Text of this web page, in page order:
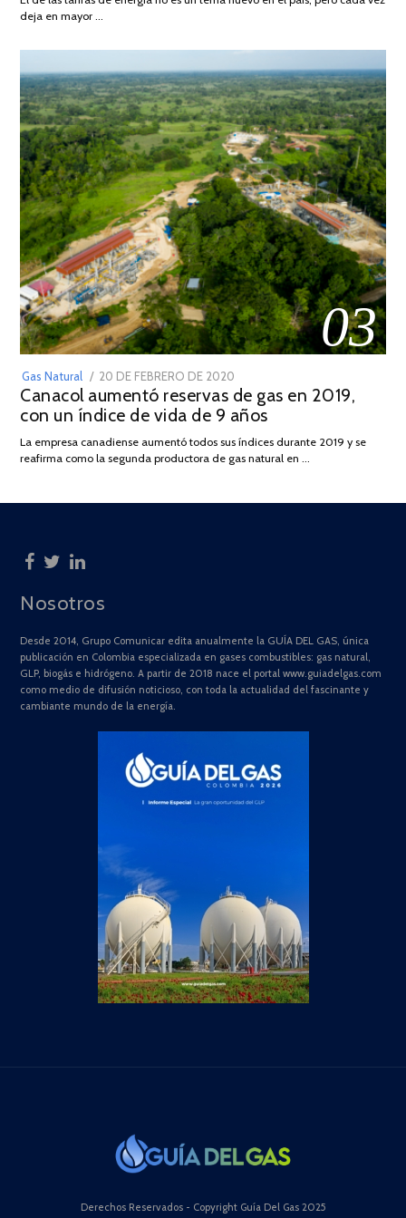
DE
deja en mayor …
03
Gas Natural
POSTED
ON
20 DE FEBRERO DE 2020
DE
JULIO
2025
Canacol aumentó reservas de gas en 2019,
con un índice de vida de 9 años
La empresa canadiense aumentó todos sus índices durante 2019 y se
reafirma como la segunda productora de gas natural en …
Nosotros
Desde 2014, Grupo Comunicar edita anualmente la GUÍA DEL GAS, única
publicación en Colombia especializada en gases combustibles: gas natural,
GLP, biogás e hidrógeno. A partir de 2018 nace el portal www.guiadelgas.com
como medio de difusión noticioso, con toda la actualidad del fascinante y
cambiante mundo de la energía.
Derechos Reservados - Copyright Guía Del Gas 2025